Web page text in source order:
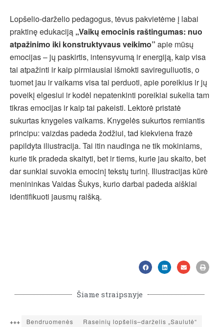
Lopšelio-darželio pedagogus, tėvus pakvietėme į labai
praktinę edukaciją „Vaikų emocinis raštingumas: nuo
atpažinimo iki konstruktyvaus veikimo” apie mūsų
emocijas – jų paskirtis, intensyvumą ir energiją, kaip visa
tai atpažinti ir kaip pirmiausiai išmokti savireguliuotis, o
tuomet jau ir vaikams visa tai perduoti, apie poreikius ir jų
poveikį elgesiui ir kodėl nepatenkinti poreikiai sukelia tam
tikras emocijas ir kaip tai pakeisti. Lektorė pristatė
sukurtas knygeles vaikams. Knygelės sukurtos remiantis
principu: vaizdas padeda žodžiui, tad kiekviena frazė
papildyta iliustracija. Tai itin naudinga ne tik mokiniams,
kurie tik pradeda skaityti, bet ir tiems, kurie jau skaito, bet
dar sunkiai suvokia emocinį tekstų turinį. Iliustracijas kūrė
menininkas Vaidas Šukys, kurio darbai padeda aiškiai
identifikuoti jausmų raišką.
Šiame straipsnyje
+++ Bendruomenės Raseinių lopšelis–darželis „Saulutė“